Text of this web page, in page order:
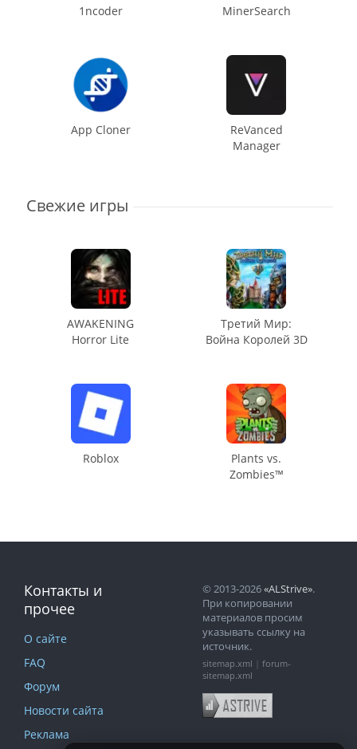
1ncoder MinerSearch
App Cloner
ReVanced
Manager
Свежие игры
AWAKENING
Horror Lite
Третий Мир:
Война Королей 3D
Roblox
Plants vs.
Zombies™
Контакты и
прочее
О сайте
FAQ
Форум
Новости сайта
Реклама
© 2013-2026«ALStrive».
При копировании
материалов просим
указывать ссылку на
источник.
sitemap.xml
forum-
sitemap.xml